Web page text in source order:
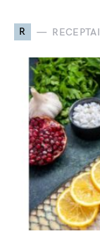
R RECEPTAI